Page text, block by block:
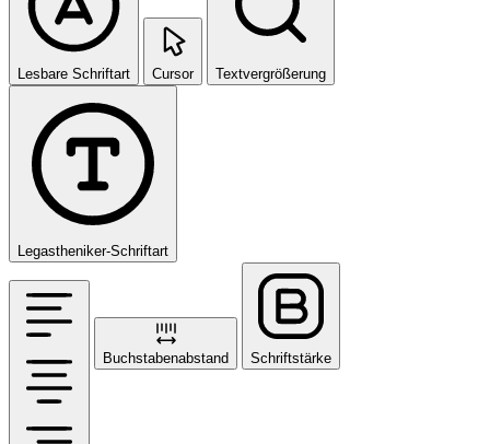
Lesbare Schriftart Cursor Textvergrößerung
Legastheniker-Schriftart
Buchstabenabstand Schriftstärke